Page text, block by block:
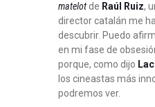
matelot de Raúl Ruiz,
director catalán me
descubrir. Puedo
en mi fase de
porque, como dijo
los cineastas más
podremos ver.